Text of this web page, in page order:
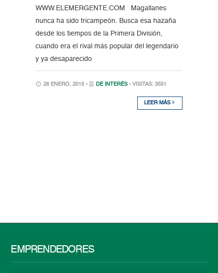
WWW.ELEMERGENTE.COM Magallanes
nunca ha sido tricampeón. Busca esa hazaña
desde los tiempos de la Primera División,
cuando era el rival más popular del legendario
y ya desaparecido
26 ENERO, 2015 • DE INTERÉS • VISITAS: 3551
LEER MÁS
EMPRENDEDORES